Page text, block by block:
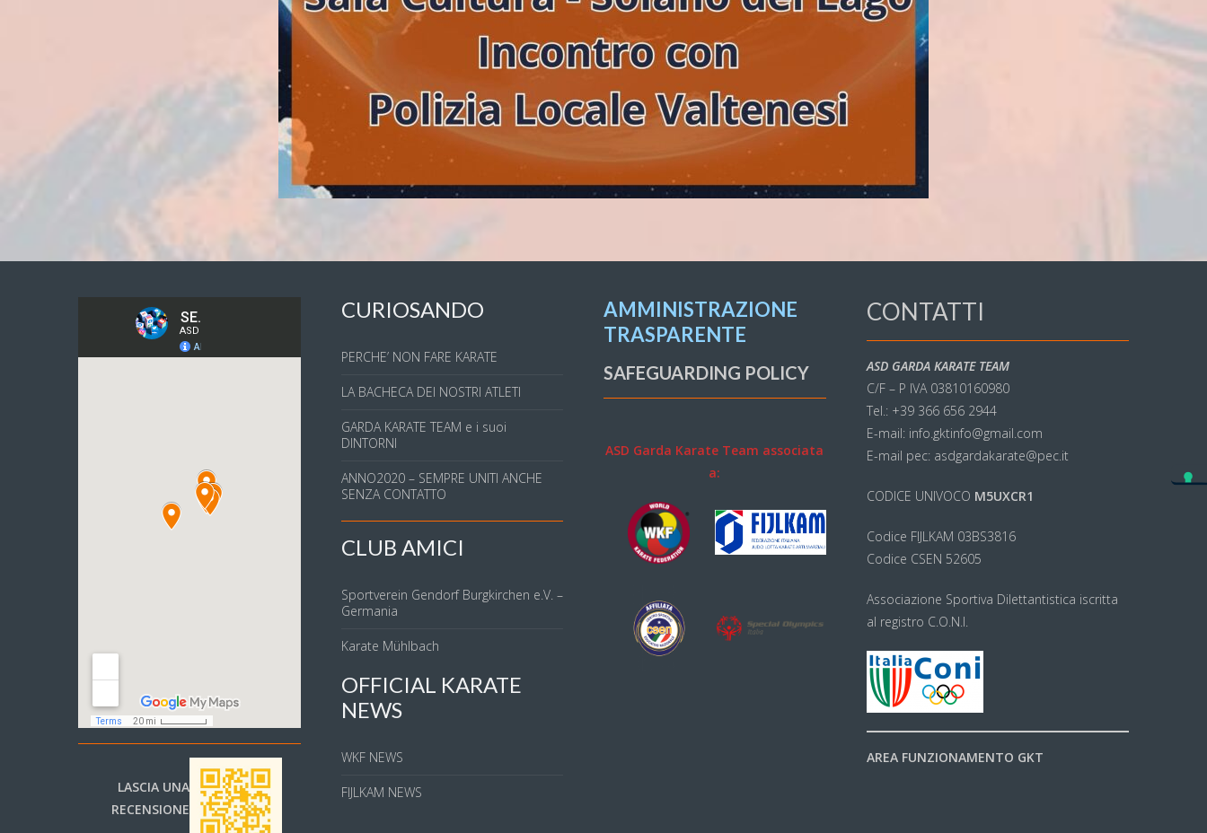
LASCIA UNA
RECENSIONE
CURIOSANDO
PERCHE’ NON FARE KARATE
LA BACHECA DEI NOSTRI ATLETI
GARDA KARATE TEAM e i suoi
DINTORNI
ANNO2020 – SEMPRE UNITI ANCHE
SENZA CONTATTO
CLUB AMICI
Sportverein Gendorf Burgkirchen e.V. –
Germania
Karate Mühlbach
OFFICIAL KARATE
NEWS
WKF NEWS
FIJLKAM NEWS
AMMINISTRAZIONE
TRASPARENTE
SAFEGUARDING POLICY
ASD Garda Karate Team associata
a:
CONTATTI
ASD GARDA KARATE TEAM
C/F – P IVA 03810160980
Tel.: +39 366 656 2944
E-mail: info.gktinfo@gmail.com
E-mail pec: asdgardakarate@pec.it
CODICE UNIVOCO M5UXCR1
Codice FIJLKAM 03BS3816
Codice CSEN 52605
Associazione Sportiva Dilettantistica iscritta
al registro C.O.N.I.
AREA FUNZIONAMENTO GKT